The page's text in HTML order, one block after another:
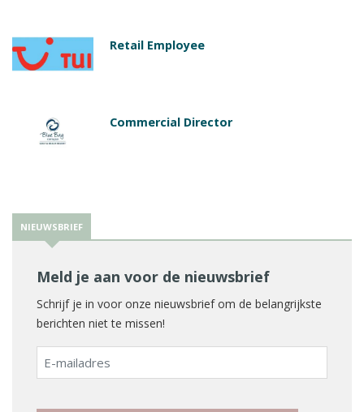
Retail Employee
Commercial Director
NIEUWSBRIEF
Meld je aan voor de nieuwsbrief
Schrijf je in voor onze nieuwsbrief om de belangrijkste
berichten niet te missen!
E-
mailadres